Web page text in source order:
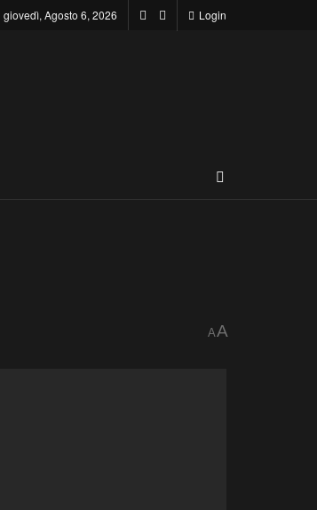
giovedì, Agosto 6, 2026 Login
AA